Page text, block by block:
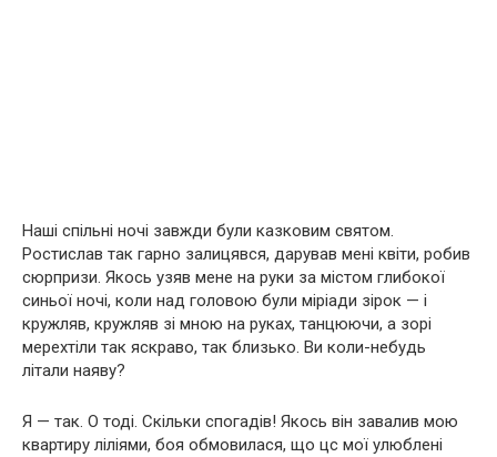
Наші спільні ночі завжди були казковим святом.
Ростислав так гарно залицявся, дарував мені квіти, робив
сюрпризи. Якось узяв мене на руки за містом глибокої
синьої ночі, коли над головою були міріади зірок — і
кружляв, кружляв зі мною на руках, танцюючи, а зорі
мерехтіли так яскраво, так близько. Ви коли-небудь
літали наяву?
Я — так. О тоді. Скільки спогадів! Якось він завалив мою
квартиру ліліями, боя обмовилася, що цс мої улюблені